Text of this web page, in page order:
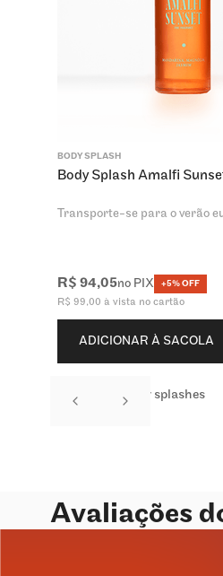
BODY SPLASH
Body Splash Amalfi
Transporte-se para o verão
R$ 94,05no PIX +5% OFF
R$ 99,00 à vista no cartão
ADICIONAR À SACOLA
Ver todos os body splashes
Avaliações